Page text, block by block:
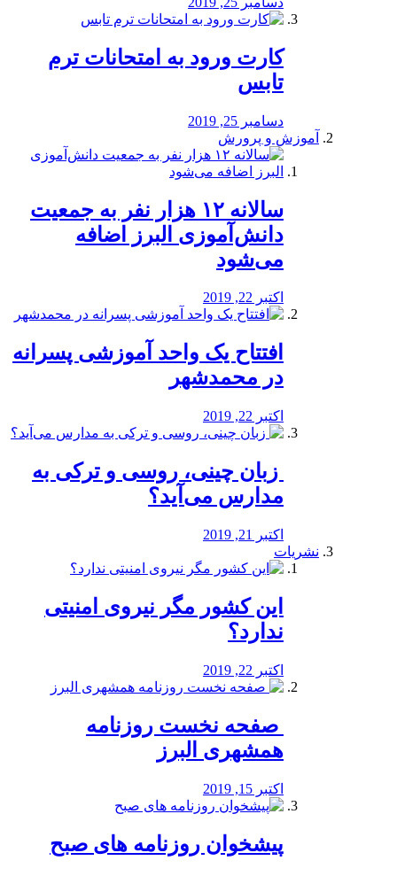
کارت ورود به امتحانات ترم
تابس
دسامبر 25, 2019
آموزش و پرورش
️سالانه ۱۲ هزار نفر به جمعیت
دانش‌آموزی البرز اضافه
می‌شود
اکتبر 22, 2019
افتتاح یک واحد آموزشی پسرانه
در محمدشهر
اکتبر 22, 2019
️ زبان چینی، روسی و ترکی به
مدارس می‌آید؟
اکتبر 21, 2019
نشریات
این کشور مگر نیروی امنیتی
ندارد؟
اکتبر 22, 2019
️ صفحه نخست روزنامه‌
همشهری البرز
اکتبر 15, 2019
پیشخوان روزنامه های صبح